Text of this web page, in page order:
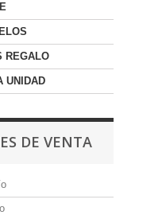
REGALO
UNIDAD
DE VENTA